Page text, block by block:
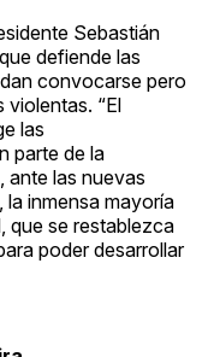
Sebastián
defiende las
convocarse pero
violentas. “El
las
parte de la
ante las nuevas
inmensa mayoría
que se restablezca
poder desarrollar